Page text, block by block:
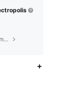
Um diesen Verkäufer und/oder dieses Produkt zu melden